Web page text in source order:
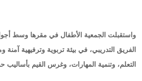
واستقبلت الجمعية الأطفال في مقرها وسط
الفريق التدريبي، في بيئة تربوية وترفيهية آمنة
التعلم، وتنمية المهارات، وغرس القيم بأساليب